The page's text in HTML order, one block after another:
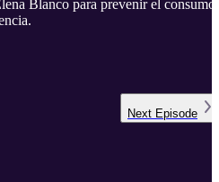
Blanco para prevenir el consumo
Next Episode